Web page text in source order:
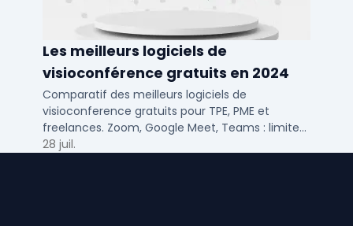
Les meilleurs logiciels de
visioconférence gratuits en 2024
Comparatif des meilleurs logiciels de
visioconference gratuits pour TPE, PME et
freelances. Zoom, Google Meet, Teams : limites,
participants, fonctions cles pour bien choisir.
28 juil.